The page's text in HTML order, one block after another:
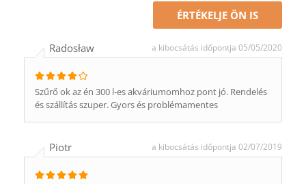
ÉRTÉKELJE ÖN IS
Radosław a kibocsátás időpontja 05/05/2020
Szűrő ok az én 300 l-es akváriumomhoz pont jó. Rendelés
és szállítás szuper. Gyors és problémamentes
Piotr a kibocsátás időpontja 02/07/2019